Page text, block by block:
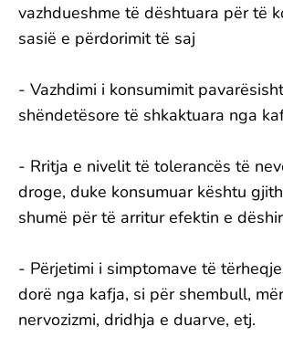
vazhdueshme të dështuara për të
sasië e përdorimit të saj
- Vazhdimi i konsumimit
shëndetësore të shkaktuara nga
- Rritja e nivelit të tolerancës të
droge, duke konsumuar kështu
shumë për të arritur efektin e
- Përjetimi i simptomave të
dorë nga kafja, si për shembull,
nervozizmi, dridhja e duarve, etj.